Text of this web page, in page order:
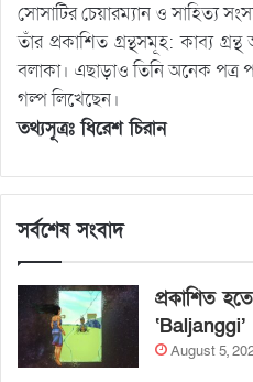
সোসাটির চেয়ারম্যান ও সাহিত্য
তাঁর প্রকাশিত গ্রন্থসমূহ: কাব্য
বলাকা। এছাড়াও তিনি অনেক পত্র
গল্প লিখেছেন।
তথ্যসূত্রঃ ধিরেশ চিরান
সর্বশেষ সংবাদ
প্রকাশিত
‘Baljanggi’
August 5,